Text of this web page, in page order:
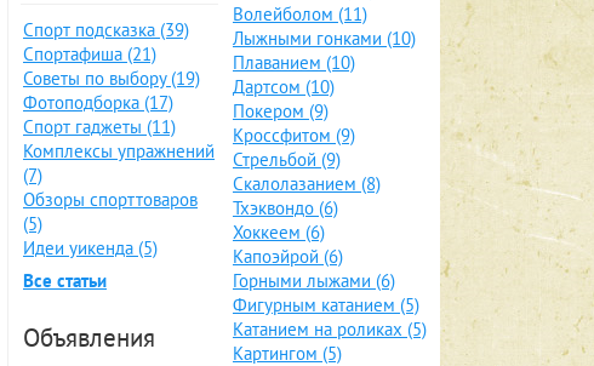
Спорт подсказка (39)
Спортафиша (21)
Советы по выбору (19)
Фотоподборка (17)
Спорт гаджеты (11)
Комплексы упражнений
(7)
Обзоры спорттоваров
(5)
Идеи уикенда (5)
Все статьи
Объявления
Волейболом (11)
Лыжными гонками (10)
Плаванием (10)
Дартсом (10)
Покером (9)
Кроссфитом (9)
Стрельбой (9)
Скалолазанием (8)
Тхэквондо (6)
Хоккеем (6)
Капоэйрой (6)
Горными лыжами (6)
Фигурным катанием (5)
Катанием на роликах (5)
Картингом (5)